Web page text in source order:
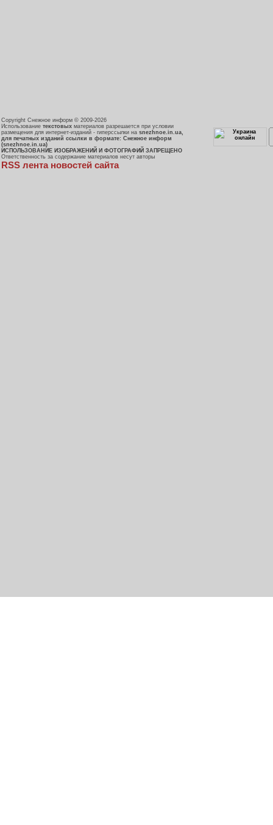
Copyright Снежное информ © 2009-2026
Использование текстовых материалов разрешается при условии
размещения для интернет-изданий - гиперссылки на snezhnoe.in.ua,
для печатных изданий ссылки в формате: Снежное информ
(snezhnoe.in.ua)
ИСПОЛЬЗОВАНИЕ ИЗОБРАЖЕНИЙ И ФОТОГРАФИЙ ЗАПРЕЩЕНО
Ответственность за содержание материалов несут авторы
RSS лента новостей сайта